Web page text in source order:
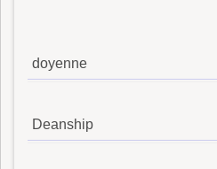
doyenne
Deanship